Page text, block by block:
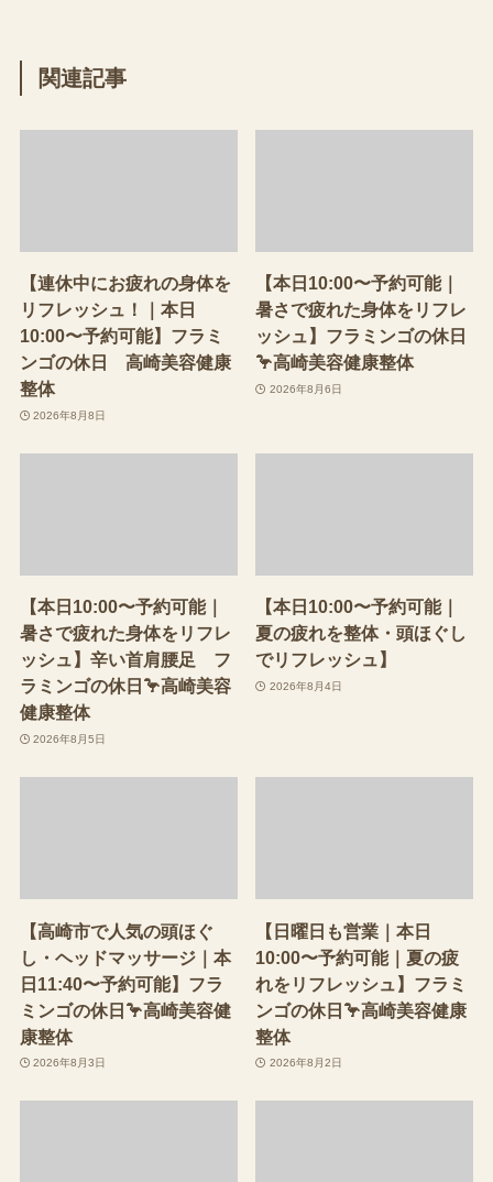
関連記事
【連休中にお疲れの身体を
リフレッシュ！｜本日
10:00〜予約可能】フラミ
ンゴの休日 高崎美容健康
整体
2026年8月8日
【本日10:00〜予約可能｜
暑さで疲れた身体をリフレ
ッシュ】フラミンゴの休日
🦩高崎美容健康整体
2026年8月6日
【本日10:00〜予約可能｜
暑さで疲れた身体をリフレ
ッシュ】辛い首肩腰足 フ
ラミンゴの休日🦩高崎美容
健康整体
2026年8月5日
【本日10:00〜予約可能｜
夏の疲れを整体・頭ほぐし
でリフレッシュ】
2026年8月4日
【高崎市で人気の頭ほぐ
し・ヘッドマッサージ｜本
日11:40〜予約可能】フラ
ミンゴの休日🦩高崎美容健
康整体
2026年8月3日
【日曜日も営業｜本日
10:00〜予約可能｜夏の疲
れをリフレッシュ】フラミ
ンゴの休日🦩高崎美容健康
整体
2026年8月2日